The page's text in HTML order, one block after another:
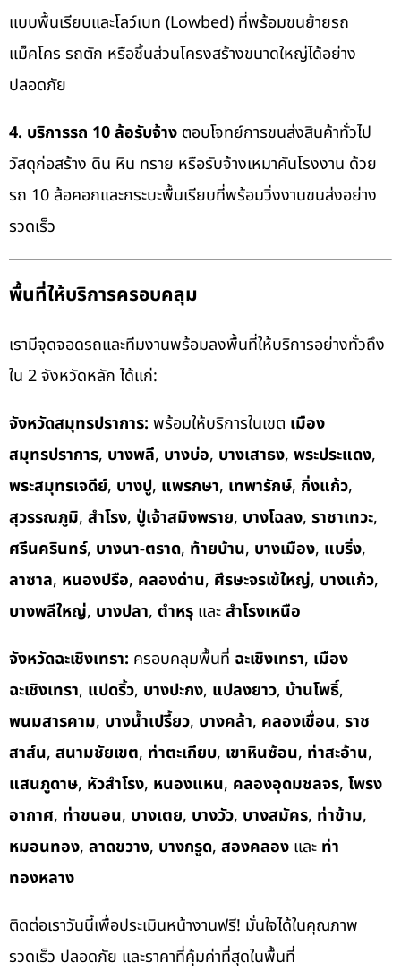
แบบพื้นเรียบและโลว์เบท (Lowbed) ที่พร้อมขนย้ายรถ
แม็คโคร รถตัก หรือชิ้นส่วนโครงสร้างขนาดใหญ่ได้อย่าง
ปลอดภัย
4. บริการรถ 10 ล้อรับจ้าง ตอบโจทย์การขนส่งสินค้าทั่วไป
วัสดุก่อสร้าง ดิน หิน ทราย หรือรับจ้างเหมาคันโรงงาน ด้วย
รถ 10 ล้อคอกและกระบะพื้นเรียบที่พร้อมวิ่งงานขนส่งอย่าง
รวดเร็ว
พื้นที่ให้บริการครอบคลุม
เรามีจุดจอดรถและทีมงานพร้อมลงพื้นที่ให้บริการอย่างทั่วถึง
ใน 2 จังหวัดหลัก ได้แก่:
จังหวัดสมุทรปราการ: พร้อมให้บริการในเขต เมือง
สมุทรปราการ, บางพลี, บางบ่อ, บางเสาธง, พระประแดง,
พระสมุทรเจดีย์, บางปู, แพรกษา, เทพารักษ์, กิ่งแก้ว,
สุวรรณภูมิ, สำโรง, ปู่เจ้าสมิงพราย, บางโฉลง, ราชาเทวะ,
ศรีนครินทร์, บางนา-ตราด, ท้ายบ้าน, บางเมือง, แบริ่ง,
ลาซาล, หนองปรือ, คลองด่าน, ศีรษะจรเข้ใหญ่, บางแก้ว,
บางพลีใหญ่, บางปลา, ตำหรุ และสำโรงเหนือ
จังหวัดฉะเชิงเทรา: ครอบคลุมพื้นที่ ฉะเชิงเทรา, เมือง
ฉะเชิงเทรา, แปดริ้ว, บางปะกง, แปลงยาว, บ้านโพธิ์,
พนมสารคาม, บางน้ำเปรี้ยว, บางคล้า, คลองเขื่อน, ราช
สาส์น, สนามชัยเขต, ท่าตะเกียบ, เขาหินซ้อน, ท่าสะอ้าน,
แสนภูดาษ, หัวสำโรง, หนองแหน, คลองอุดมชลจร, โพรง
อากาศ, ท่าขนอน, บางเตย, บางวัว, บางสมัคร, ท่าข้าม,
หมอนทอง, ลาดขวาง, บางกรูด, สองคลอง และ ท่า
ทองหลาง
ติดต่อเราวันนี้เพื่อประเมินหน้างานฟรี! มั่นใจได้ในคุณภาพ
รวดเร็ว ปลอดภัย และราคาที่คุ้มค่าที่สุดในพื้นที่